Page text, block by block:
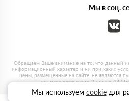
Мы в соц.
Мы используем cookieдля